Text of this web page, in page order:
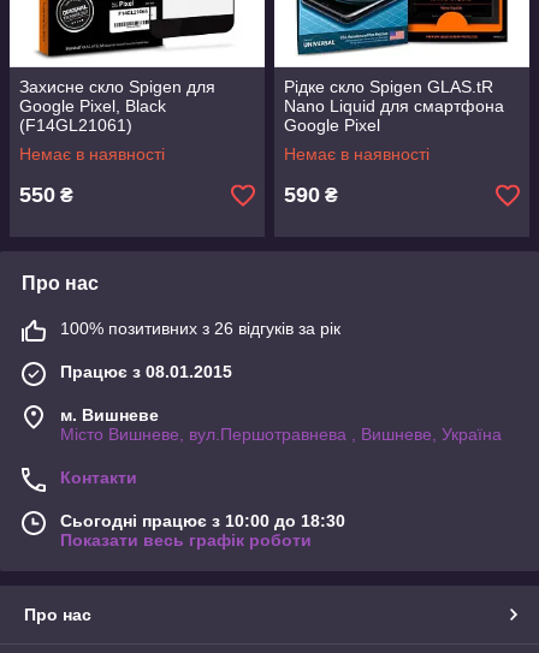
Захисне скло Spigen для
Google Pixel, Black
(F14GL21061)
Немає в наявності
550 ₴
Рідке скло Spigen GLAS.tR
Nano Liquid для смартфона
Google Pixel
Немає в наявності
590 ₴
Про нас
100% позитивних з 26 відгуків за рік
Працює з 08.01.2015
м. Вишневе
Місто Вишневе, вул.Першотравнева , Вишневе, Україна
Контакти
Сьогодні працює з 10:00 до 18:30
Показати весь графік роботи
Про нас